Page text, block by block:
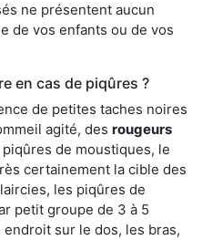
ne présentent aucun
de vos enfants ou de vos
en cas de piqûres ?
de petites taches noires
agité, des rougeurs
de moustiques, le
certainement la cible des
les piqûres de
petit groupe de 3 à 5
sur le dos, les bras,